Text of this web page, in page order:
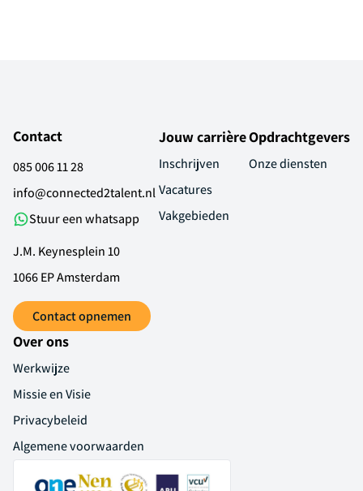
Contact
085 006 11 28
info@connected2talent.nl
Stuur een whatsapp
J.M. Keynesplein 10
1066 EP Amsterdam
Contact opnemen
Jouw carrière
Inschrijven
Vacatures
Vakgebieden
Opdrachtgevers
Onze diensten
Over ons
Werkwijze
Missie en Visie
Privacybeleid
Algemene voorwaarden